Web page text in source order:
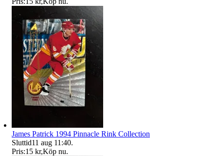
James Patrick 1994 Pinnacle Rink Collection
Sluttid11 aug 11:40.
Pris:15 kr,Köp nu.